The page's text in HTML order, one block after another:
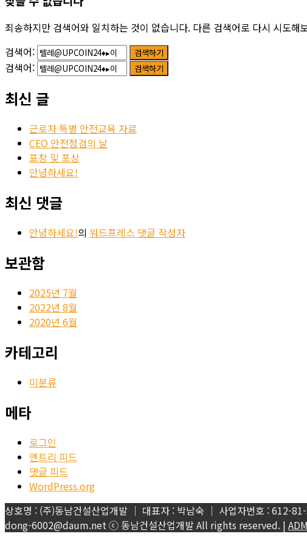
죄송하지만 검색어와 일치하는 것이 없습니다. 다른 검색어로 다시 시도해
검색어:
검색어:
최신 글
근로자 특별 안전교육 자료
CEO 안전점검의 날
표창 및 포상
안녕하세요!
최신 댓글
안녕하세요!의 워드프레스 댓글 작성자
보관함
2025년 7월
2022년 8월
2020년 6월
카테고리
미분류
메타
로그인
엔트리 피드
댓글 피드
WordPress.org
상호명 : (주)동남건설산업개발 │ 대표자 : 박남숙 │ 사업자번호 : 612-
dong-6002@daum.net ⓒ 동남건설산업개발 All rights reserved. |